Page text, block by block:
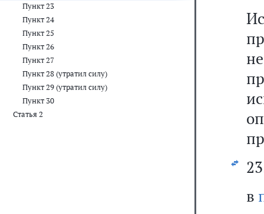
Пункт 23
Пункт 24
Пункт 25
Пункт 26
Пункт 27
Пункт 28 (утратил силу)
Пункт 29 (утратил силу)
Пункт 30
Статья 2
в